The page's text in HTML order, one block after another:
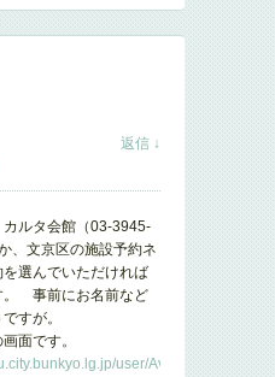
返信 ↓
ルタ会館（03-3945-
、文京区の施設予約ネ
選んでいただければ
。 事前にお名前など
すが。
面です。
user/